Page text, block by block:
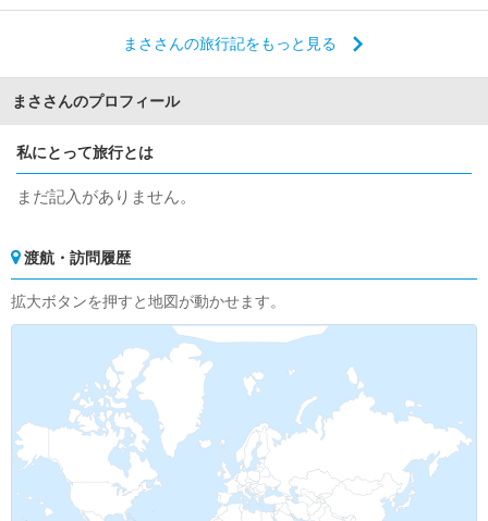
まささんの旅行記をもっと見る
まささんのプロフィール
私にとって旅行とは
まだ記入がありません。
渡航・訪問履歴
拡大ボタンを押すと地図が動かせます。